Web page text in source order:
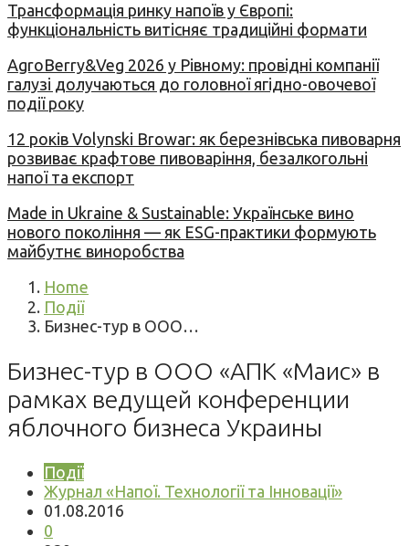
Трансформація ринку напоїв у Європі:
функціональність витісняє традиційні формати
AgroBerry&Veg 2026 у Рівному: провідні компанії
галузі долучаються до головної ягідно-овочевої
події року
12 років Volynski Browar: як березнівська пивоварня
розвиває крафтове пивоваріння, безалкогольні
напої та експорт
Made in Ukraine & Sustainable: Українське вино
нового покоління — як ESG-практики формують
майбутнє виноробства
Home
Події
Бизнес-тур в ООО…
Бизнес-тур в ООО «АПК «Маис» в
рамках ведущей конференции
яблочного бизнеса Украины
Події
Журнал «Напої. Технології та Інновації»
01.08.2016
0